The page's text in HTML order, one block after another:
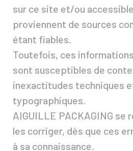
sur ce site et/ou
proviennent de sources
étant fiables.
Toutefois, ces
sont susceptibles de
inexactitudes techniques
typographiques.
AIGUILLE PACKAGING se
les corriger, dès que ces
à sa connaissance.